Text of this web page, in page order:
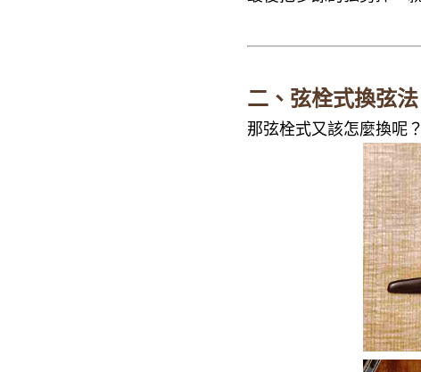
二、弦栓式換弦法
那弦栓式又該怎麼換呢？